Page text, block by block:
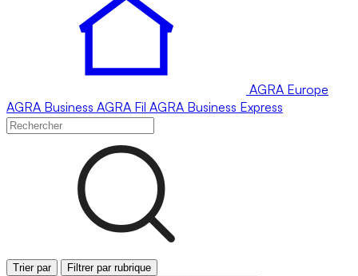
AGRA Europe
AGRA Business AGRA Fil AGRA Business Express
Trier par Filtrer par rubrique